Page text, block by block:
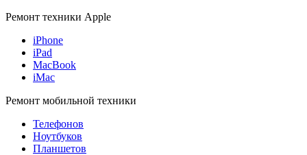
Ремонт техники Apple
iPhone
iPad
MacBook
iMac
Ремонт мобильной техники
Телефонов
Ноутбуков
Планшетов